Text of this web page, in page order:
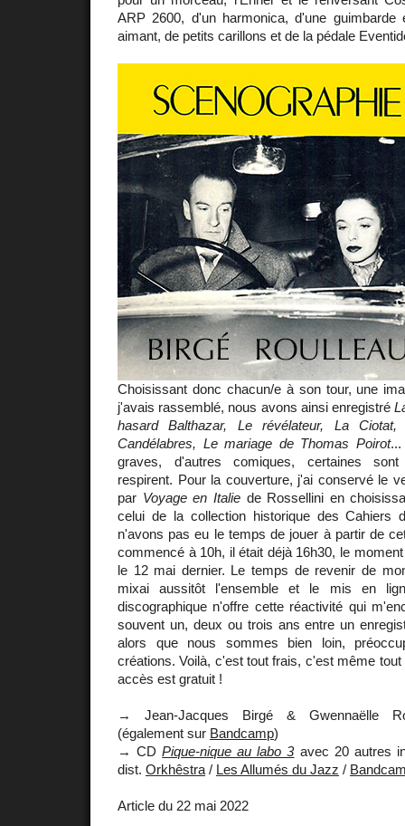
ARP 2600, d'un harmonica, d'une guimbarde
aimant, de petits carillons et de la pédale
Choisissant donc chacun/e à son tour, une
j'avais rassemblé, nous avons ainsi enregistré
hasard Balthazar, Le révélateur, La
Candélabres, Le mariage de Thomas Poirot...
graves, d'autres comiques, certaines sont
respirent. Pour la couverture, j'ai conservé le
par Voyage en Italiede Rossellini en
celui de la collection historique des Cahiers
n'avons pas eu le temps de jouer à partir de
commencé à 10h, il était déjà 16h30, le
le 12 mai dernier. Le temps de revenir de
mixai aussitôt l'ensemble et le mis en
discographique n'offre cette réactivité qui
souvent un, deux ou trois ans entre un
alors que nous sommes bien loin,
créations. Voilà, c'est tout frais, c'est même
accès est gratuit !
→ Jean-Jacques Birgé & Gwennaëlle
(également sur Bandcamp)
→ CDPique-nique au labo 3avec 20 autres
dist. Orkhêstra / Les Allumés du Jazz /
Article du 22 mai 2022